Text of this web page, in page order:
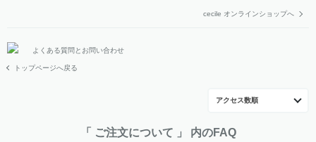
cecile オンラインショップへ
よくある質問とお問い合わせ
トップページへ戻る
アクセス数順
「 ご注文について 」 内のFAQ